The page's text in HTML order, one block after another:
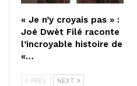
« Je n’y croyais pas » :
Joé Dwèt Filé raconte
l’incroyable histoire de
«…
PREV NEXT